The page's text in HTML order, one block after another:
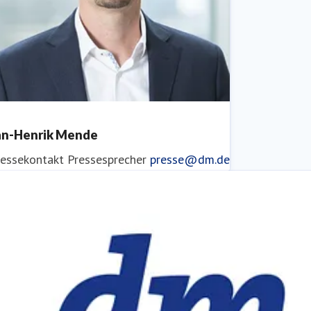
Henrik Mende
Pressesprecher presse@dm.de